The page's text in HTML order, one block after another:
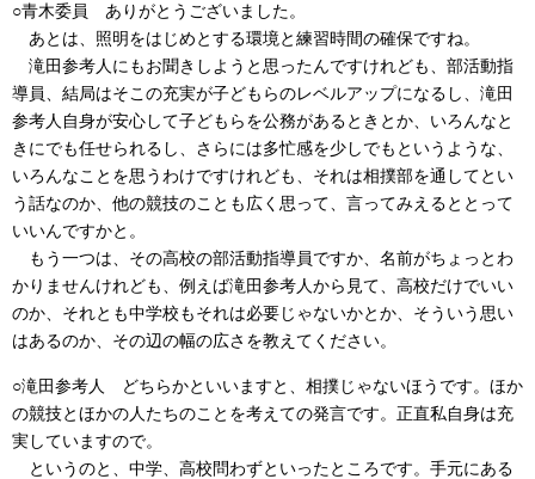
○青木委員 ありがとうございました。
あとは、照明をはじめとする環境と練習時間の確保ですね。
滝田参考人にもお聞きしようと思ったんですけれども、部活動指
導員、結局はそこの充実が子どもらのレベルアップになるし、滝田
参考人自身が安心して子どもらを公務があるときとか、いろんなと
きにでも任せられるし、さらには多忙感を少しでもというような、
いろんなことを思うわけですけれども、それは相撲部を通してとい
う話なのか、他の競技のことも広く思って、言ってみえるととって
いいんですかと。
もう一つは、その高校の部活動指導員ですか、名前がちょっとわ
かりませんけれども、例えば滝田参考人から見て、高校だけでいい
のか、それとも中学校もそれは必要じゃないかとか、そういう思い
はあるのか、その辺の幅の広さを教えてください。
○滝田参考人 どちらかといいますと、相撲じゃないほうです。ほか
の競技とほかの人たちのことを考えての発言です。正直私自身は充
実していますので。
というのと、中学、高校問わずといったところです。手元にある